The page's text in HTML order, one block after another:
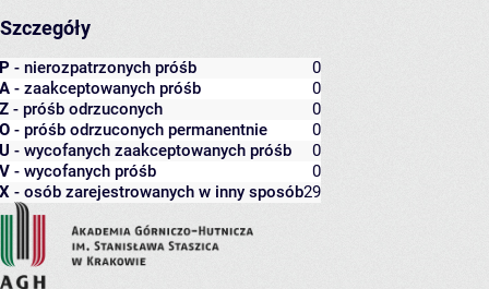
Szczegóły
P - nierozpatrzonych próśb
0
A - zaakceptowanych próśb
0
Z - próśb odrzuconych
0
O - próśb odrzuconych permanentnie
0
U - wycofanych zaakceptowanych próśb
0
V - wycofanych próśb
0
X - osób zarejestrowanych w inny sposób29